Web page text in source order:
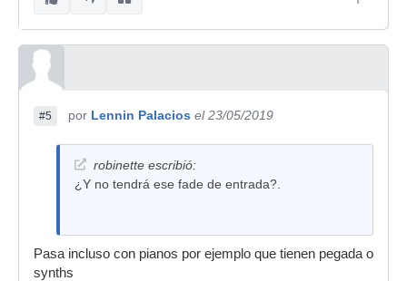
#5 por Lennin Palacios el 23/05/2019
robinette escribió:
¿Y no tendrá ese fade de entrada?.
Pasa incluso con pianos por ejemplo que tienen pegada o
synths